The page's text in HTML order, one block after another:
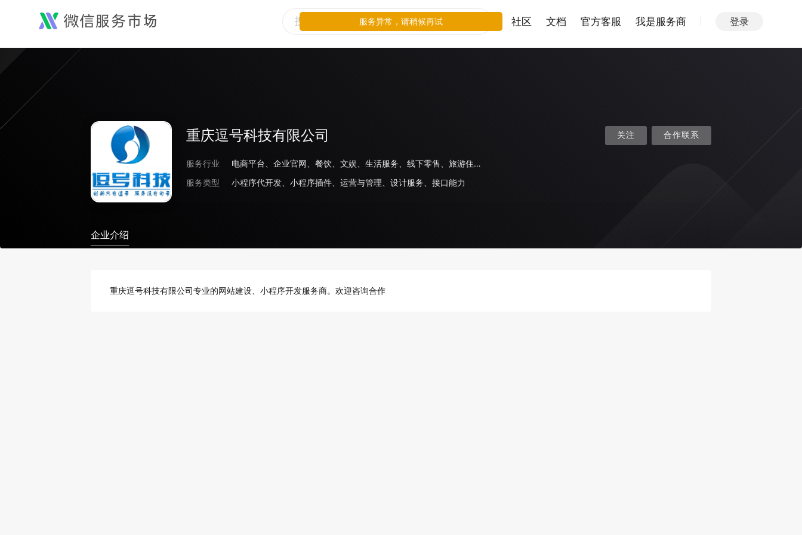
社区 文档 官方客服 我是服务商 登录
重庆逗号科技有限公司
服务行业
电商平台、企业官网、餐饮、文娱、生活服务、线下零售、旅游住宿、母婴玩具、家电数码、食品饮料、汽车、家居、出行交通、体育、日化、美妆、工具、政务民生、商场百货、鞋服运动、奢侈品/配饰、教育、金融、医疗、房地产、游戏
服务类型
小程序代开发、小程序插件、运营与管理、设计服务、接口能力
关注 合作联系
企业介绍
重庆逗号科技有限公司专业的网站建设、小程序开发服务商。欢迎咨询合作
服务异常，请稍候再试